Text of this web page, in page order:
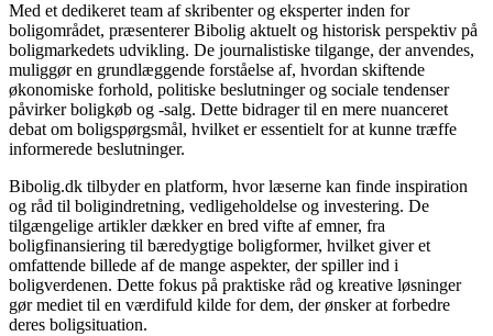
Med et dedikeret team af skribenter og eksperter inden for
boligområdet, præsenterer Bibolig aktuelt og historisk perspektiv på
boligmarkedets udvikling. De journalistiske tilgange, der anvendes,
muliggør en grundlæggende forståelse af, hvordan skiftende
økonomiske forhold, politiske beslutninger og sociale tendenser
påvirker boligkøb og -salg. Dette bidrager til en mere nuanceret
debat om boligspørgsmål, hvilket er essentielt for at kunne træffe
informerede beslutninger.
Bibolig.dk tilbyder en platform, hvor læserne kan finde inspiration
og råd til boligindretning, vedligeholdelse og investering. De
tilgængelige artikler dækker en bred vifte af emner, fra
boligfinansiering til bæredygtige boligformer, hvilket giver et
omfattende billede af de mange aspekter, der spiller ind i
boligverdenen. Dette fokus på praktiske råd og kreative løsninger
gør mediet til en værdifuld kilde for dem, der ønsker at forbedre
deres boligsituation.